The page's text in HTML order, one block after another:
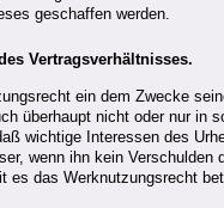
geschaffen werden.
Vertragsverhältnisses.
ein dem Zwecke
überhaupt nicht oder nur in
wichtige Interessen des
wenn ihn kein Verschulden
es das Werknutzungsrecht